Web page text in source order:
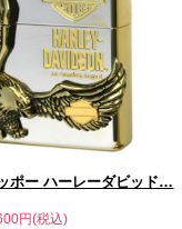
ポー ハーレーダビッド…
円(税込)